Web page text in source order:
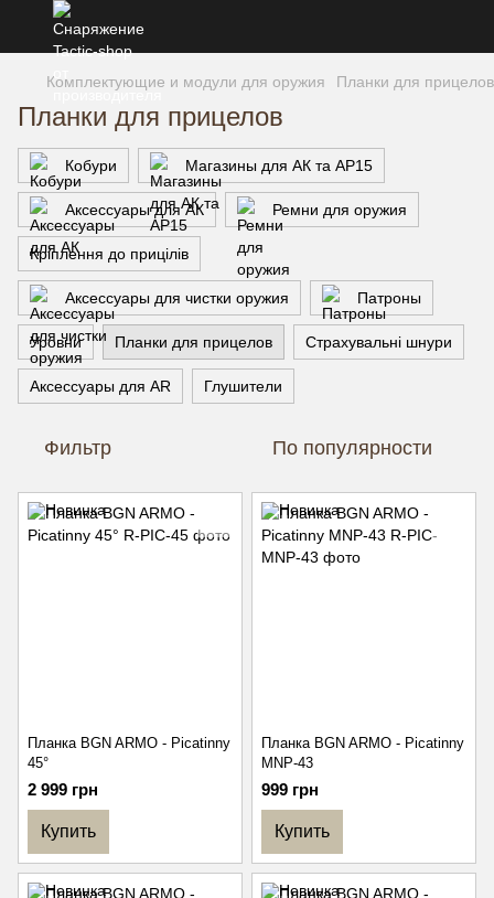
Комплектующие и модули для оружия Планки для прицелов
Планки для прицелов
Кобури Магазины для АК та АР15
Аксессуары для АК Ремни для оружия
Кріплення до прицілів
Аксессуары для чистки оружия Патроны
Уровни Планки для прицелов Страхувальні шнури
Аксессуары для AR Глушители
Фильтр По популярности
Планка BGN ARMO - Picatinny
45°
2 999 грн
Купить
Планка BGN ARMO - Picatinny
MNP-43
999 грн
Купить